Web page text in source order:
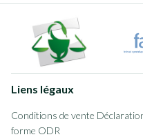
Liens légaux
Conditions de vente
forme ODR